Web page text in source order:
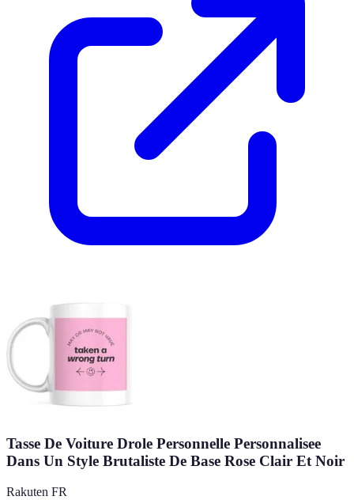
Tasse De Voiture Drole Personnelle Personnalisee
Dans Un Style Brutaliste De Base Rose Clair Et Noir
Rakuten FR